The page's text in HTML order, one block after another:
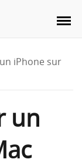
iPhone sur
un